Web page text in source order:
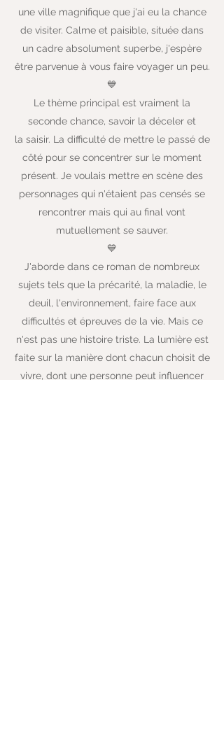
une ville magnifique que j'ai eu la chance
de visiter. Calme et paisible, située dans
un cadre absolument superbe, j'espère
être parvenue à vous faire voyager un peu.
💙
Le thème principal est vraiment la
seconde chance, savoir la déceler et
la saisir. La difficulté de mettre le passé de
côté pour se concentrer sur le moment
présent. Je voulais mettre en scène des
personnages qui n'étaient pas censés se
rencontrer mais qui au final vont
mutuellement se sauver.
💙
J'aborde dans ce roman de nombreux
sujets tels que la précarité, la maladie, le
deuil, l'environnement, faire face aux
difficultés et épreuves de la vie. Mais ce
n'est pas une histoire triste. La lumière est
faite sur la manière dont chacun choisit de
vivre, dont une personne peut influencer